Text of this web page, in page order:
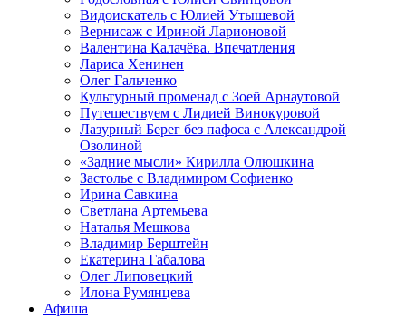
Видоискатель с Юлией Утышевой
Вернисаж с Ириной Ларионовой
Валентина Калачёва. Впечатления
Лариса Хенинен
Олег Гальченко
Культурный променад с Зоей Арнаутовой
Путешествуем с Лидией Винокуровой
Лазурный Берег без пафоса с Александрой
Озолиной
«Задние мысли» Кирилла Олюшкина
Застолье с Владимиром Софиенко
Ирина Савкина
Светлана Артемьева
Наталья Мешкова
Владимир Берштейн
Екатерина Габалова
Олег Липовецкий
Илона Румянцева
Афиша